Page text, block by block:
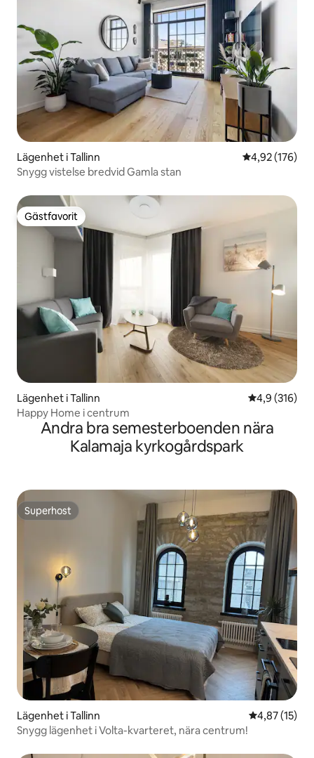
Lägenhet i Tallinn 4,92 av 5 i
4,92 (176)
Snygg vistelse bredvid Gamla stan
Gästfavorit
Gästfavorit
Lägenhet i Tallinn 4,9 av 5 i
4,9 (316)
Happy Home i centrum
Andra bra semesterboenden nära
Kalamaja kyrkogårdspark
Superhost
Superhost
Lägenhet i Tallinn 4,87 av 5 i
4,87 (15)
Snygg lägenhet i Volta-kvarteret, nära centrum!